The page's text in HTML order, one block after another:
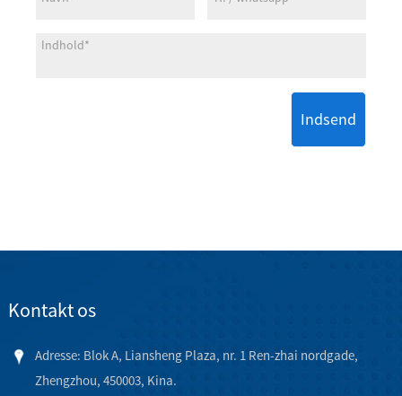
Indsend
Kontakt os
Adresse: Blok A, Liansheng Plaza, nr. 1 Ren-zhai nordgade,
Zhengzhou, 450003, Kina.